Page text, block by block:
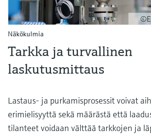
Näkökulmia
Tarkka ja turvallinen
laskutusmittaus
Lastaus- ja purkamisprosessit voivat
erimielisyyttä sekä määrästä että
tilanteet voidaan välttää tarkkojen ja